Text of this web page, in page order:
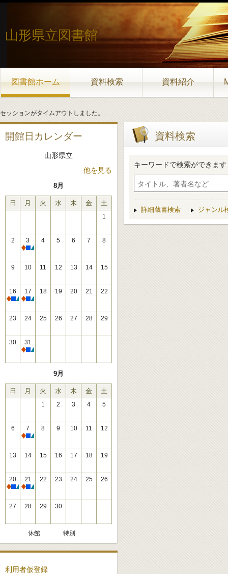
山形県立図書館
図書館ホーム 資料検索 資料紹介
セッションがタイムアウトしました。
開館日カレンダー
山形県立
他を見る
8月
日 月 火 水 木 金 土
1
2
3
休館
4 5 6 7 8
9 10 11 12 13 14 15
16
休館
17
休館
18 19 20 21 22
23 24 25 26 27 28 29
30
31
休館
9月
日 月 火 水 木 金 土
1 2 3 4 5
6
7
休館
8 9 10 11 12
13 14 15 16 17 18 19
20
休館
21
休館
22 23 24 25 26
27 28 29 30
休館 特別
利用者仮登録
資料検索
キーワードで検索ができます
詳細蔵書検索 ジャンル